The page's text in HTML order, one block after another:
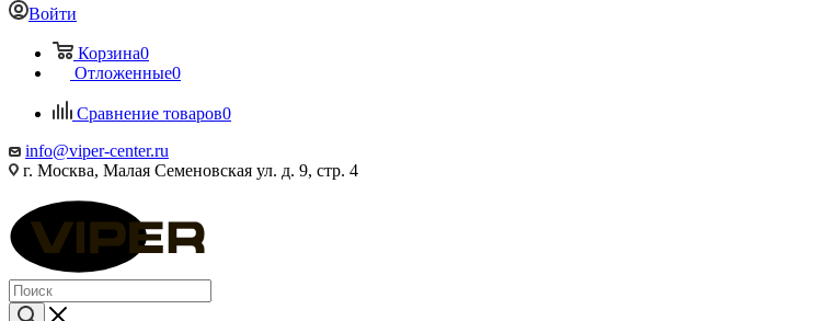
Войти
Корзина0
Отложенные0
Сравнение товаров0
info@viper-center.ru
г. Москва, Малая Семеновская ул. д. 9, стр. 4